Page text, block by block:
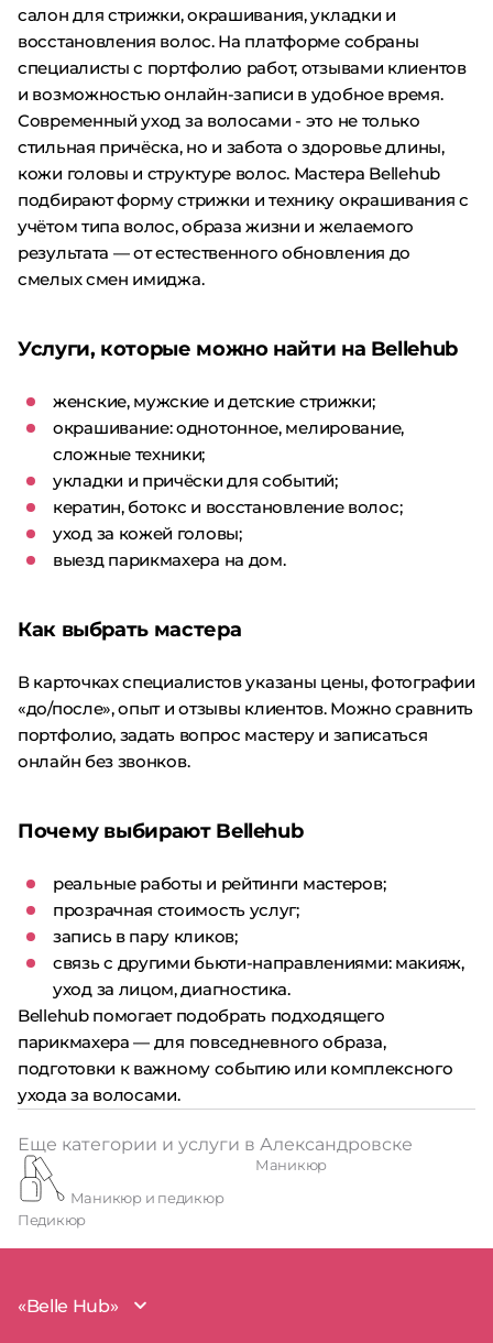
салон для стрижки, окрашивания, укладки и
восстановления волос. На платформе собраны
специалисты с портфолио работ, отзывами клиентов
и возможностью онлайн-записи в удобное время.
Современный уход за волосами - это не только
стильная причёска, но и забота о здоровье длины,
кожи головы и структуре волос. Мастера Bellehub
подбирают форму стрижки и технику окрашивания с
учётом типа волос, образа жизни и желаемого
результата — от естественного обновления до
смелых смен имиджа.
Услуги, которые можно найти на Bellehub
женские, мужские и детские стрижки;
окрашивание: однотонное, мелирование,
сложные техники;
укладки и причёски для событий;
кератин, ботокс и восстановление волос;
уход за кожей головы;
выезд парикмахера на дом.
Как выбрать мастера
В карточках специалистов указаны цены, фотографии
«до/после», опыт и отзывы клиентов. Можно сравнить
портфолио, задать вопрос мастеру и записаться
онлайн без звонков.
Почему выбирают Bellehub
реальные работы и рейтинги мастеров;
прозрачная стоимость услуг;
запись в пару кликов;
связь с другими бьюти-направлениями: макияж,
уход за лицом, диагностика.
Bellehub помогает подобрать подходящего
парикмахера — для повседневного образа,
подготовки к важному событию или комплексного
ухода за волосами.
Еще категории и услуги в Александровске
Маникюр и педикюр
Педикюр
Маникюр
«Belle Hub»